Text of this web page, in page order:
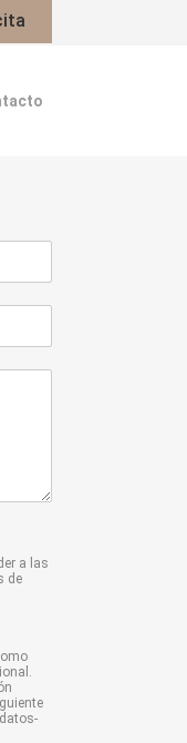
a las
de